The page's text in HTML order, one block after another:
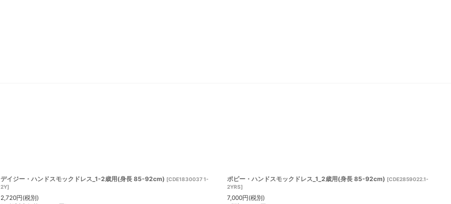
デイジー・ハンドスモックドレス_1-2歳用(身長 85-92cm) [CDE1830037 1-
2Y]
2,720円(税別)
ポピー・ハンドスモックドレス_1_2歳用(身長 85-92cm) [CDE2859022.1-
2YRS]
7,000円(税別)